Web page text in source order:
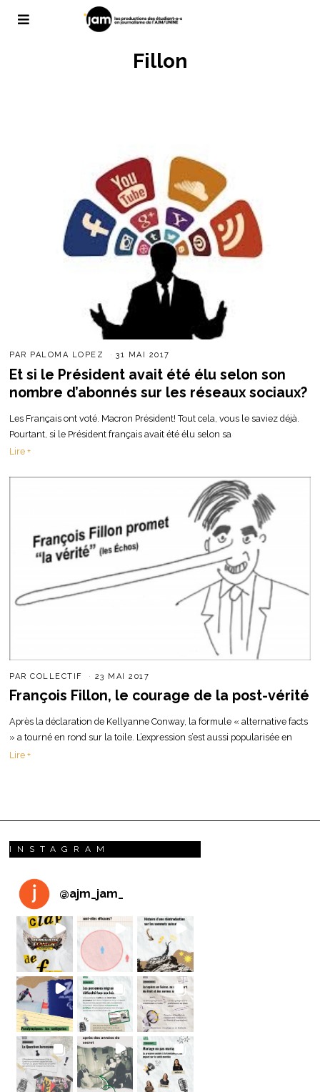
Fillon
PAR PALOMA LOPEZ 31 MAI 2017
Et si le Président avait été élu selon son
nombre d’abonnés sur les réseaux sociaux?
Les Français ont voté. Macron Président! Tout cela, vous le saviez déjà.
Pourtant, si le Président français avait été élu selon sa
Lire +
PARCOLLECTIF 23 MAI 2017
François Fillon, le courage de la post-vérité
Après la déclaration de Kellyanne Conway, la formule « alternative facts
» a tourné en rond sur la toile. L’expression s’est aussi popularisée en
Lire +
INSTAGRAM
@ajm_jam_